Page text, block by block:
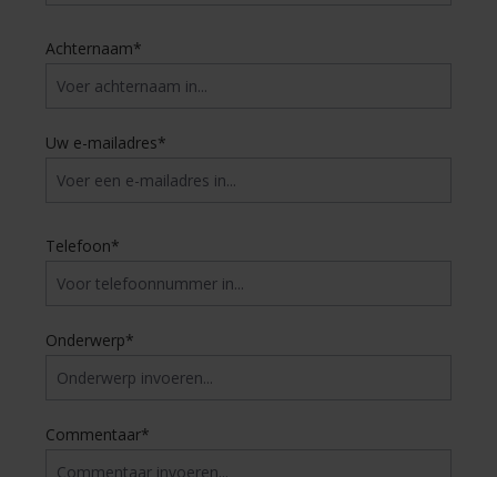
Achternaam*
Uw e-mailadres*
Telefoon*
Onderwerp*
Commentaar*